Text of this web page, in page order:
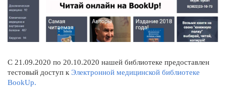
С 21.09.2020 по 20.10.2020 нашей библиотеке предоставлен
тестовый доступ к Электронной медицинской библиотеке
BookUp.